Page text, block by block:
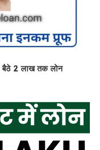
2 लाख तक लोन